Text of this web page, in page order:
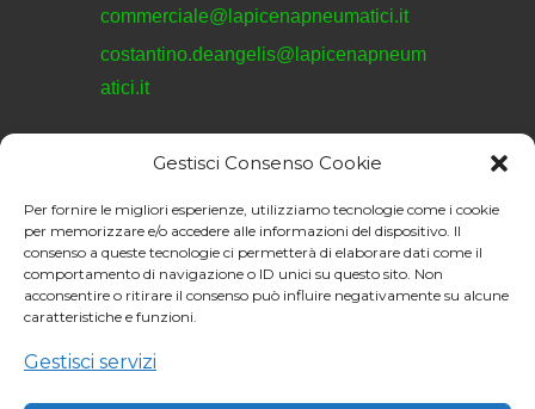
Gestisci Consenso Cookie
Per fornire le migliori esperienze, utilizziamo tecnologie come i cookie
per memorizzare e/o accedere alle informazioni del dispositivo. Il
consenso a queste tecnologie ci permetterà di elaborare dati come il
comportamento di navigazione o ID unici su questo sito. Non
acconsentire o ritirare il consenso può influire negativamente su alcune
caratteristiche e funzioni.
Gestisci servizi
commerciale@lapicenapneumatici.it
costantino.deangelis@lapicenapneum
atici.it
REVISIONI
revisioni@lapicenapneumatici.it
La Picena Pneumatici